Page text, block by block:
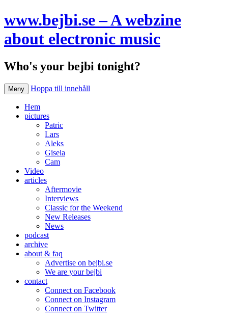
www.bejbi.se – A webzine
about electronic music
Who's your bejbi tonight?
Meny Hoppa till innehåll
Hem
pictures
Patric
Lars
Aleks
Gisela
Cam
Video
articles
Aftermovie
Interviews
Classic for the Weekend
New Releases
News
podcast
archive
about & faq
Advertise on bejbi.se
We are your bejbi
contact
Connect on Facebook
Connect on Instagram
Connect on Twitter